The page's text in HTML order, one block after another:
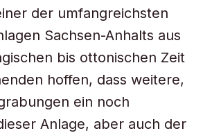
der umfangreichsten
Sachsen-Anhalts aus
bis ottonischen Zeit
hoffen, dass weitere,
ein noch
Anlage, aber auch der